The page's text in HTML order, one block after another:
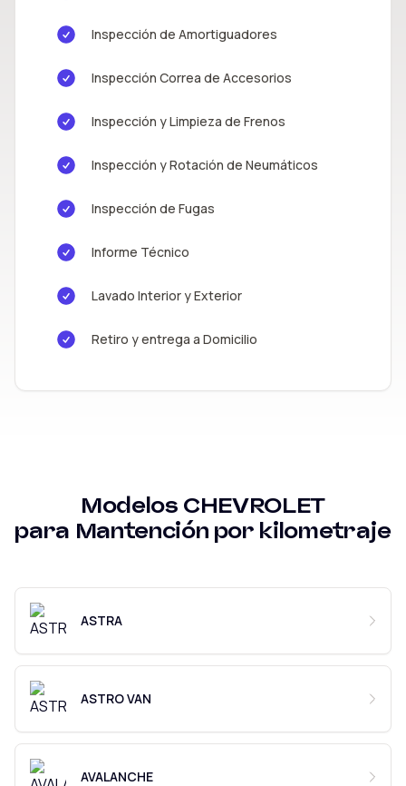
Inspección de Amortiguadores
Inspección Correa de Accesorios
Inspección y Limpieza de Frenos
Inspección y Rotación de Neumáticos
Inspección de Fugas
Informe Técnico
Lavado Interior y Exterior
Retiro y entrega a Domicilio
Modelos CHEVROLET
para Mantención por kilometraje
ASTRA
ASTRO VAN
AVALANCHE